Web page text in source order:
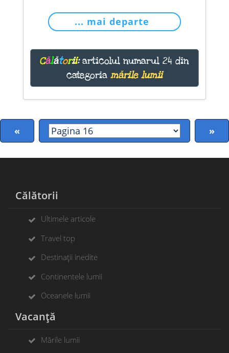
... mai departe
Călătorii:articolul numarul 24 din
categoria mările lumii
« »
Călătorii
Ultimele articole
Travel top
Destinații inedite
Continentele lumii
Oceanele lumii
Vacanță
Mările lumii